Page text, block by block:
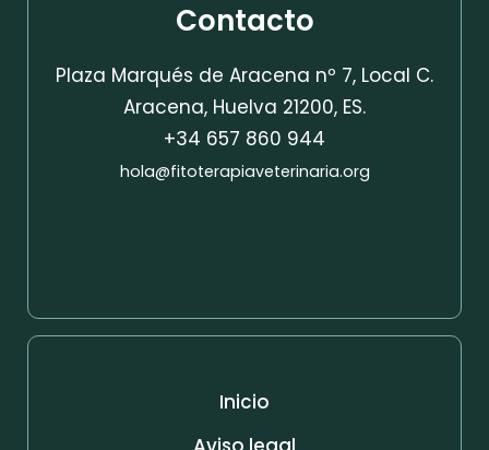
Contacto
Plaza Marqués de Aracena nº 7, Local C.
Aracena, Huelva 21200, ES.
+34 657 860 944
hola@fitoterapiaveterinaria.org
Inicio